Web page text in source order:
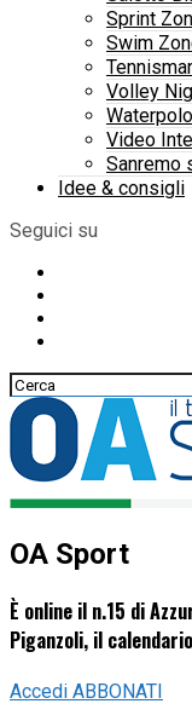
Sprint
Swim
Volley
Video
Sanremo
Idee & consigli
Seguici su
OA Sport
È online il n.15 di
Piganzoli, il
Accedi ABBONATI